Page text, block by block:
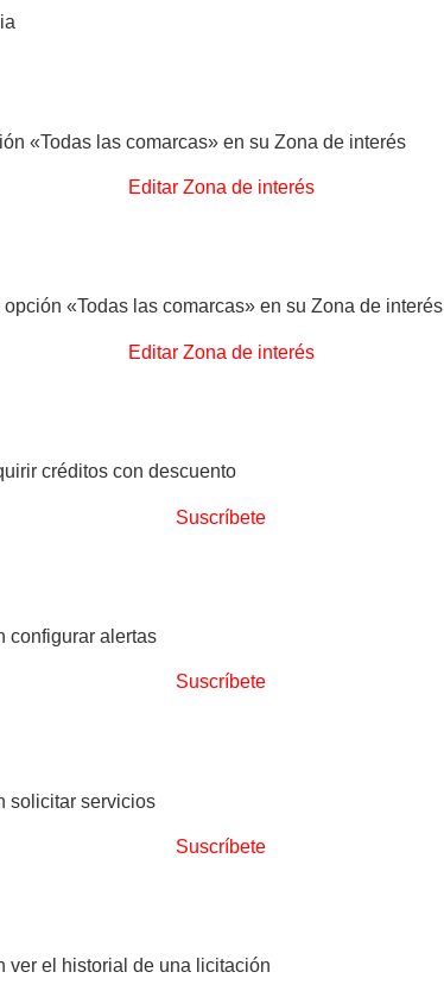
«Todas las comarcas» en su Zona de interés
Editar Zona de interés
«Todas las comarcas» en su Zona de interés
Editar Zona de interés
créditos con descuento
Suscríbete
configurar alertas
Suscríbete
solicitar servicios
Suscríbete
ver el historial de una licitación